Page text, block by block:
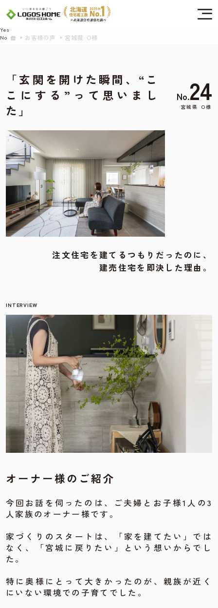
お客様の声 宮城県 O様
「玄関を開けた瞬間、“こ
こにする”って思いまし
た」
No.24
宮城県 O様
注文住宅を建てるつもりだったのに、
建売住宅を即決した理由。
INTERVIEW
オーナー様のご紹介
今回お話を伺ったのは、ご夫婦とお子様1人の3
人家族のオーナー様です。
家づくりのスタートは、「家を建てたい」では
なく、「宮城に戻りたい」という想いからでし
た。
特に奥様にとって大きかったのが、親族が近く
にいない環境での子育てでした。
Cookie を使用して、お客様の活動を追跡してもよろしいですか? 当社ではお客様の
プライバシーを極めて重視しています。詳細について、およびご質問がある場合
は、当社のプライバシーポリシーをご覧ください。
Yes
No